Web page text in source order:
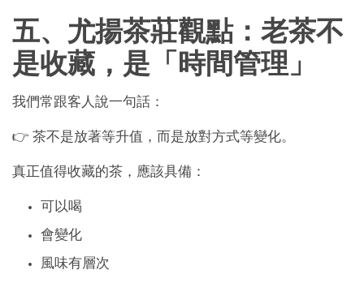
五、尤揚茶莊觀點：老茶不
是收藏，是「時間管理」
我們常跟客人說一句話：
👉 茶不是放著等升值，而是放對方式等變化。
真正值得收藏的茶，應該具備：
可以喝
會變化
風味有層次